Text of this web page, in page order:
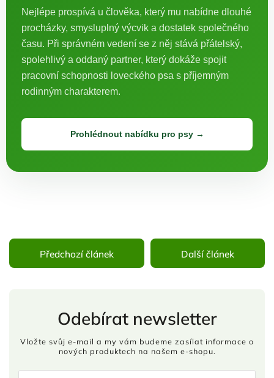
Nejlépe prospívá u člověka, který mu nabídne dlouhé
procházky, smysluplný výcvik a dostatek společného
času. Při správném vedení se z něj stává přátelský,
spolehlivý a oddaný partner, který dokáže spojit
pracovní schopnosti loveckého psa s příjemným
rodinným charakterem.
Prohlédnout nabídku pro psy →
Předchozí článek Další článek
Odebírat newsletter
Vložte svůj e-mail a my vám budeme zasílat informace o
nových produktech na našem e-shopu.